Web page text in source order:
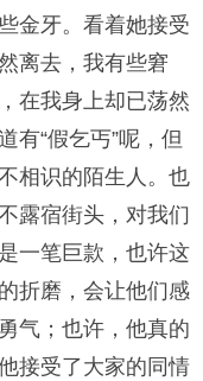
金牙。看着她接受
离去，我有些窘
在我身上却已荡然
有“假乞丐”呢，但
相识的陌生人。也
露宿街头，对我们
一笔巨款，也许这
折磨，会让他们感
气；也许，他真的
接受了大家的同情